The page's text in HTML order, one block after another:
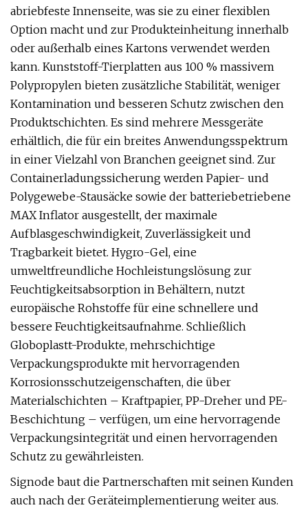
abriebfeste Innenseite, was sie zu einer flexiblen
Option macht und zur Produkteinheitung innerhalb
oder außerhalb eines Kartons verwendet werden
kann. Kunststoff-Tierplatten aus 100 % massivem
Polypropylen bieten zusätzliche Stabilität, weniger
Kontamination und besseren Schutz zwischen den
Produktschichten. Es sind mehrere Messgeräte
erhältlich, die für ein breites Anwendungsspektrum
in einer Vielzahl von Branchen geeignet sind. Zur
Containerladungssicherung werden Papier- und
Polygewebe-Stausäcke sowie der batteriebetriebene
MAX Inflator ausgestellt, der maximale
Aufblasgeschwindigkeit, Zuverlässigkeit und
Tragbarkeit bietet. Hygro-Gel, eine
umweltfreundliche Hochleistungslösung zur
Feuchtigkeitsabsorption in Behältern, nutzt
europäische Rohstoffe für eine schnellere und
bessere Feuchtigkeitsaufnahme. Schließlich
Globoplastt-Produkte, mehrschichtige
Verpackungsprodukte mit hervorragenden
Korrosionsschutzeigenschaften, die über
Materialschichten – Kraftpapier, PP-Dreher und PE-
Beschichtung – verfügen, um eine hervorragende
Verpackungsintegrität und einen hervorragenden
Schutz zu gewährleisten.
Signode baut die Partnerschaften mit seinen Kunden
auch nach der Geräteimplementierung weiter aus.